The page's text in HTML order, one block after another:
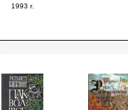
1993 г.